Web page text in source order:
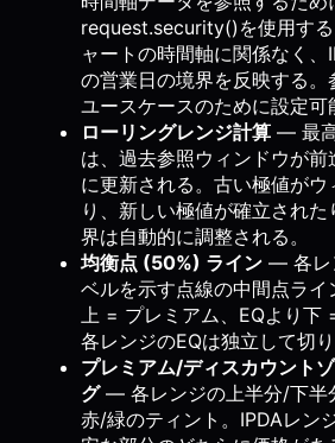
request.security()を使用す
ャートの時間軸に関係なく
の営業日の境界を反映する。
ユースケースのために設定可
ローリングレンジ計算 — 最
は、過去参照ウィンドウが
に更新される。古い極値がウ
り、新しい極値が確立され
界は自動的に調整される。
均衡点 (50%) ライン — 各レ
ベルを示す点線の中間点ライ
上 = プレミアム、EQより下
各レンジのEQは独立して切り
プレミアム/ディスカウント
グ— 各レンジの上半分/下半
赤/緑のティント。IPDAレン